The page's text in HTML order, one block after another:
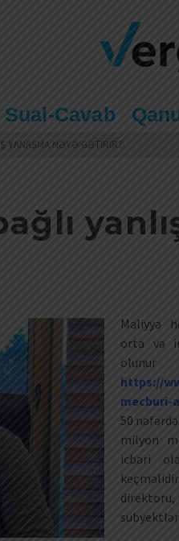
Sual-Cavab
YANAŞMA NƏYƏ GƏTIRIR?
Maliyyə
orta və
https://
mecburi-
50
milyon
icbari